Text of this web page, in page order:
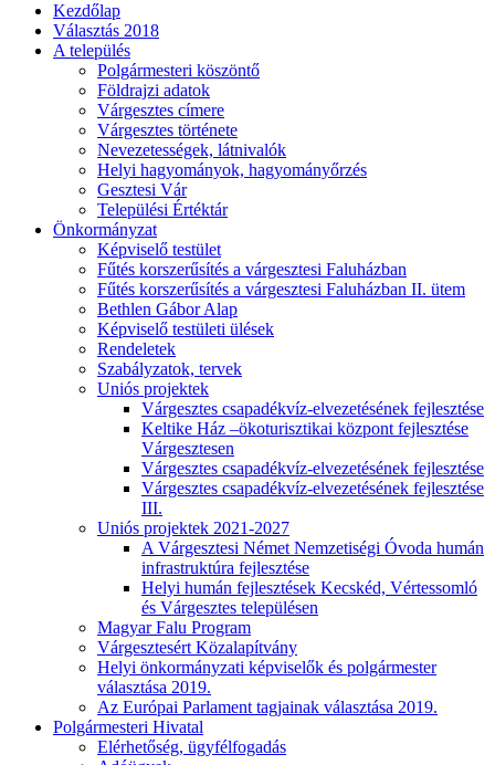
Kezdőlap
Választás 2018
A település
Polgármesteri köszöntő
Földrajzi adatok
Várgesztes címere
Várgesztes története
Nevezetességek, látnivalók
Helyi hagyományok, hagyományőrzés
Gesztesi Vár
Települési Értéktár
Önkormányzat
Képviselő testület
Fűtés korszerűsítés a várgesztesi Faluházban
Fűtés korszerűsítés a várgesztesi Faluházban II. ütem
Bethlen Gábor Alap
Képviselő testületi ülések
Rendeletek
Szabályzatok, tervek
Uniós projektek
Várgesztes csapadékvíz-elvezetésének fejlesztése
Keltike Ház –ökoturisztikai központ fejlesztése
Várgesztesen
Várgesztes csapadékvíz-elvezetésének fejlesztése
Várgesztes csapadékvíz-elvezetésének fejlesztése
III.
Uniós projektek 2021-2027
A Várgesztesi Német Nemzetiségi Óvoda humán
infrastruktúra fejlesztése
Helyi humán fejlesztések Kecskéd, Vértessomló
és Várgesztes településen
Magyar Falu Program
Várgesztesért Közalapítvány
Helyi önkormányzati képviselők és polgármester
választása 2019.
Az Európai Parlament tagjainak választása 2019.
Polgármesteri Hivatal
Elérhetőség, ügyfélfogadás